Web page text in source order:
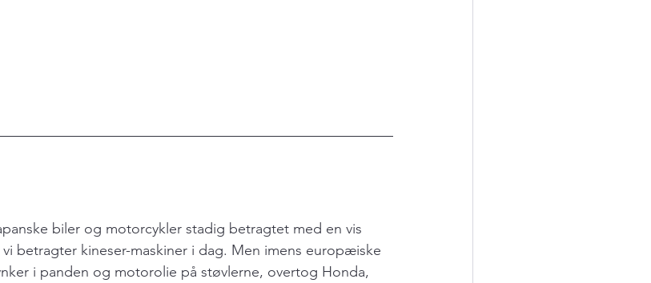
biler og motorcykler stadig betragtet med en vis
betragter kineser-maskiner i dag. Men imens europæiske
i panden og motorolie på støvlerne, overtog Honda,